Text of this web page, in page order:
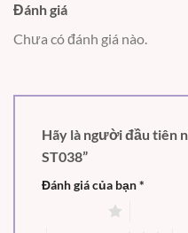
Đánh giá
Chưa có đánh giá nào.
Hãy là người đầu tiên
ST038”
Đánh giá của bạn*